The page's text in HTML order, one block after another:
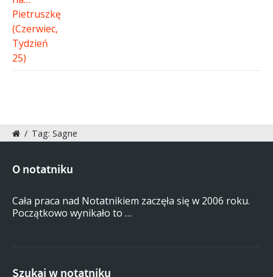
/ Tag: Sagne
O notatniku
Cała praca nad Notatnikiem zaczęła się w 2006 roku.
Początkowo wynikało to …
Szukaj w notatniku